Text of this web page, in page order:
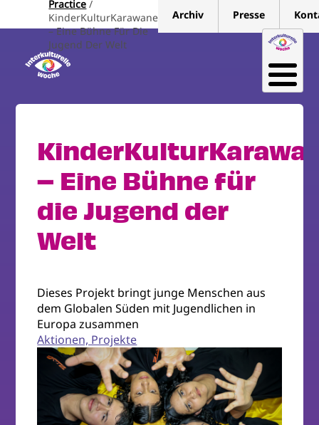
Practice
KinderKulturKarawane
– Eine Bühne Für Die
Jugend Der Welt
Archiv Presse
– Eine Bühne für
die Jugend der
Welt
Dieses Projekt bringt junge Menschen aus
dem Globalen Süden mit Jugendlichen in
Europa zusammen
Aktionen, Projekte